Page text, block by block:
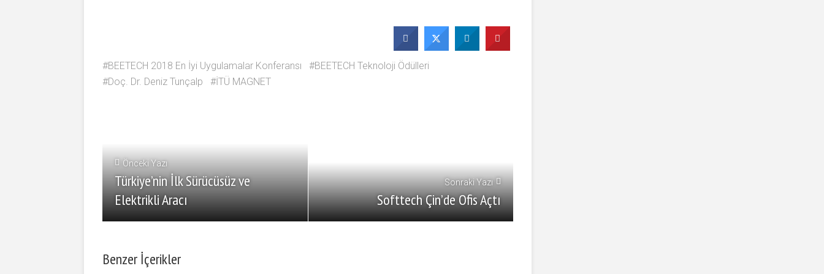
BEETECH 2018 En İyi Uygulamalar Konferansı
BEETECH Teknoloji Ödülleri
Doç. Dr. Deniz Tunçalp
İTÜ MAGNET
Önceki Yazı
Türkiye’nin İlk Sürücüsüz ve
Elektrikli Aracı
Sonraki Yazı
Softtech Çin’de Ofis Açtı
Benzer İçerikler